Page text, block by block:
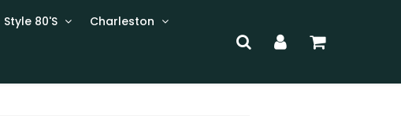
Style 80'S Charleston